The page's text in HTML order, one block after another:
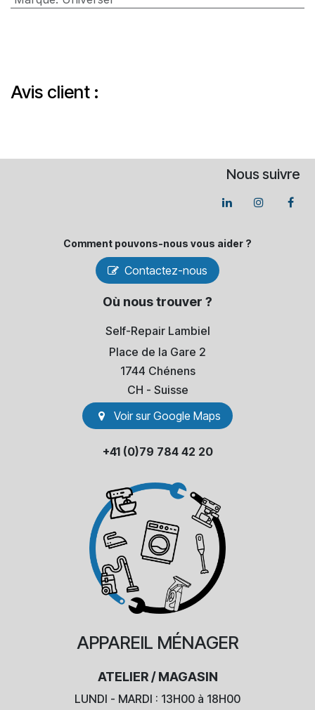
Avis client :
Nous suivre
Comment pouvons-​nous vous aider ?
Contactez-nous
Où nous trouver ?
Self-Repair Lambiel
Place de la Gare 2
1744 Chénens
​CH - Suisse
Voir sur Go​​ogle Maps
+41 (0)79 784 42 20
APPAREIL MÉNAGER
ATELIER / MAGASIN
LUNDI - MARDI : 13H00 à 18H00